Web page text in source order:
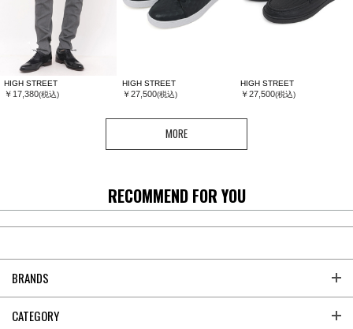
HIGH STREET
￥17,380(税込)
HIGH STREET
￥27,500(税込)
HIGH STREET
￥27,500(税込)
MORE
RECOMMEND FOR YOU
BRANDS
CATEGORY